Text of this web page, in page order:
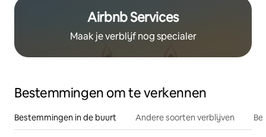
Airbnb Services
Maak je verblijf nog specialer
Bestemmingen om te verkennen
Bestemmingen in de buurt Andere soorten verblijven